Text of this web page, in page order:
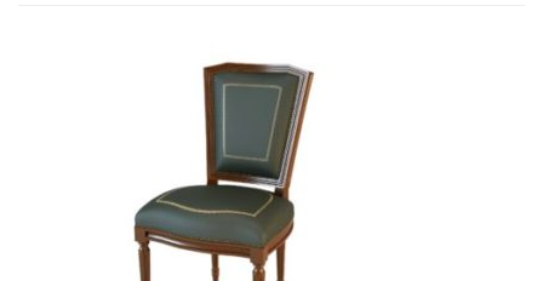
Art&Moble 01004 Стул неподвижны...